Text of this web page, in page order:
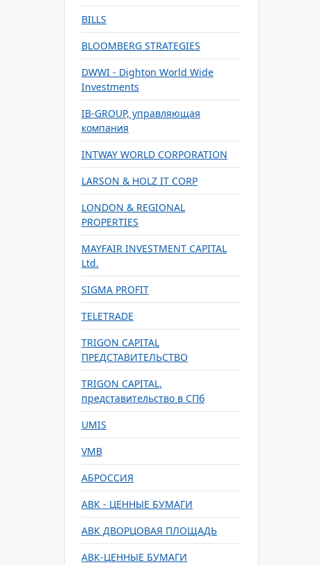
BILLS
BLOOMBERG STRATEGIES
DWWI - Dighton World Wide
Investments
IB-GROUP, управляющая
компания
INTWAY WORLD CORPORATION
LARSON & HOLZ IT CORP
LONDON & REGIONAL
PROPERTIES
MAYFAIR INVESTMENT CAPITAL
Ltd.
SIGMA PROFIT
TELETRADE
TRIGON CAPITAL
ПРЕДСТАВИТЕЛЬСТВО
TRIGON CAPITAL,
представительство в СПб
UMIS
VMB
АБРОССИЯ
АВК - ЦЕННЫЕ БУМАГИ
АВК ДВОРЦОВАЯ ПЛОЩАДЬ
АВК-ЦЕННЫЕ БУМАГИ